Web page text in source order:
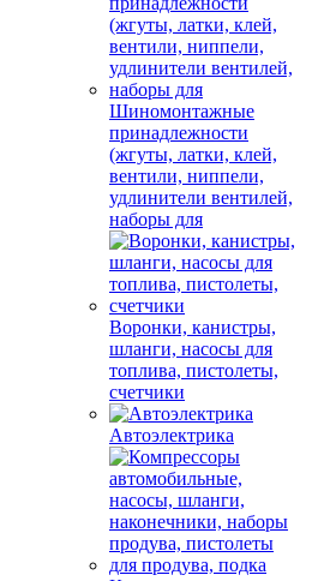
Шиномонтажные
принадлежности
(жгуты, латки, клей,
вентили, ниппели,
удлинители вентилей,
наборы для
Воронки, канистры,
шланги, насосы для
топлива, пистолеты,
счетчики
Автоэлектрика